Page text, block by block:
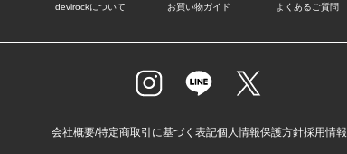
devirockについて お買い物ガイド よくあるご質問
会社概要/特定商取引に基づく表記個人情報保護方針採用情報